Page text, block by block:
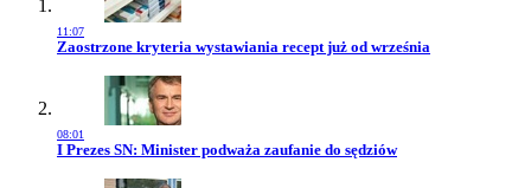
11:07
Przejdź do artykułu:
Zaostrzone kryteria wystawiania recept już od września
08:01
Przejdź do artykułu:
I Prezes SN: Minister podważa zaufanie do sędziów